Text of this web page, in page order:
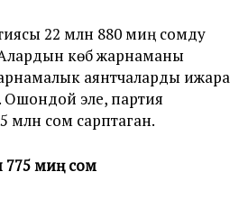
22 млн 880 миң сомду
Алардын көбү жарнаманы
аянтчаларды ижара
Ошондой эле, партия
5 млн сом сарптаган.
775 миң сом